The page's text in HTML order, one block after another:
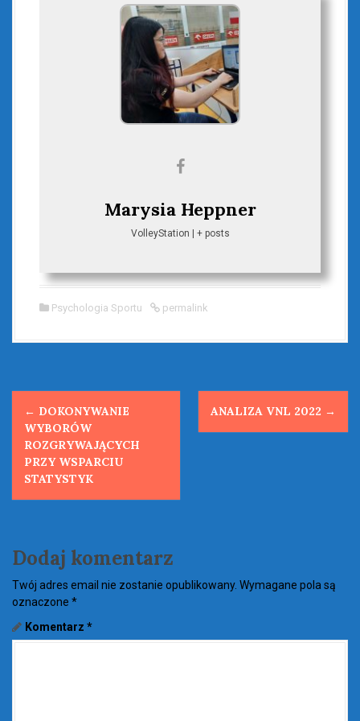
Marysia Heppner
VolleyStation + posts
Psychologia Sportu permalink
P
o
t
a
v
i
← DOKONYWANIE
WYBORÓW
ROZGRYWAJĄCYCH
PRZY WSPARCIU
STATYSTYK
ANALIZA VNL 2022 →
Dodaj komentarz
Twój adres email nie zostanie opublikowany. Wymagane pola są
oznaczone *
Komentarz *